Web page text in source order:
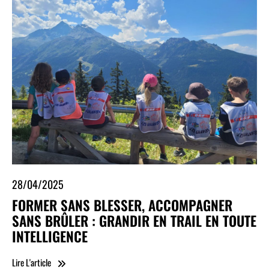
28/04/2025
FORMER SANS BLESSER, ACCOMPAGNER
SANS BRÛLER : GRANDIR EN TRAIL EN TOUTE
INTELLIGENCE
Lire L'article